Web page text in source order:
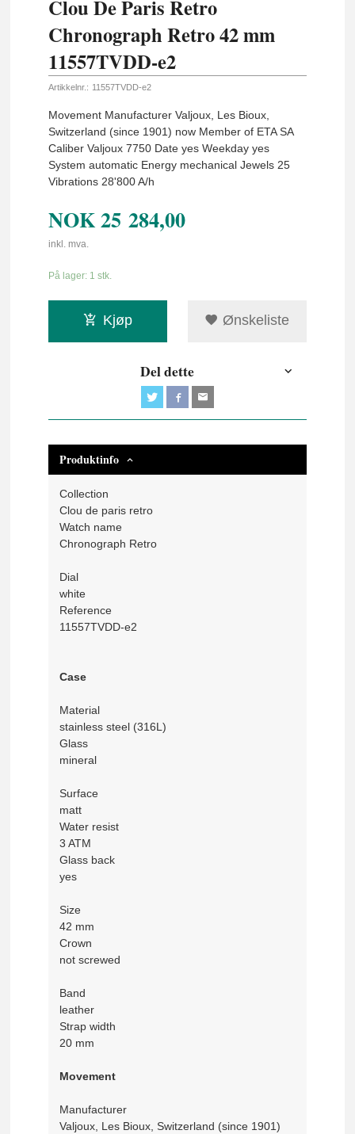
Clou De Paris Retro
Chronograph Retro 42 mm
11557TVDD-e2
Artikkelnr.: 11557TVDD-e2
Movement Manufacturer Valjoux, Les Bioux,
Switzerland (since 1901) now Member of ETA SA
Caliber Valjoux 7750 Date yes Weekday yes
System automatic Energy mechanical Jewels 25
Vibrations 28'800 A/h
NOK25 284,00
inkl. mva.
På lager: 1 stk.
Kjøp Ønskeliste
Del dette
Produktinfo
Collection
Clou de paris retro
Watch name
Chronograph Retro
Dial
white
Reference
11557TVDD-e2
Case
Material
stainless steel (316L)
Glass
mineral
Surface
matt
Water resist
3 ATM
Glass back
yes
Size
42 mm
Crown
not screwed
Band
leather
Strap width
20 mm
Movement
Manufacturer
Valjoux, Les Bioux, Switzerland (since 1901)